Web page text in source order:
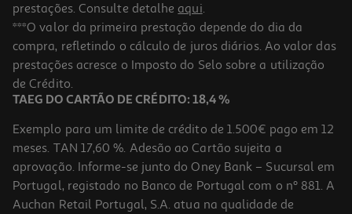
4.8 (516)
Tv Oled Samsung Tq65s85faexxc (65" 4k Smart Tv Ai 163cm)
1199.99 €/un
1.199,99 €
prestações. Consulte detalhe aqui.
***O valor da primeira prestação depende do dia da
compra, refletindo o cálculo de juros diários. Ao valor das
prestações acresce o Imposto do Selo sobre a utilização
de Crédito.
TAEG DO CARTÃO DE CRÉDITO: 18,4 %
Exemplo para um limite de crédito de 1.500€ pago em 12
meses. TAN 17,60 %. Adesão ao Cartão sujeita a
aprovação. Informe-se junto do Oney Bank – Sucursal em
Portugal, registado no Banco de Portugal com o nº 881. A
Auchan Retail Portugal, S.A. atua na qualidade de